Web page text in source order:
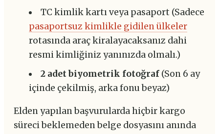
TC kimlik kartı veya pasaport (Sadece
pasaportsuz kimlikle gidilen ülkeler
rotasında araç kiralayacaksanız dahi
resmi kimliğiniz yanınızda olmalı.)
2 adet biyometrik fotoğraf (Son 6 ay
içinde çekilmiş, arka fonu beyaz)
Elden yapılan başvurularda hiçbir kargo
süreci beklemeden belge dosyasını anında